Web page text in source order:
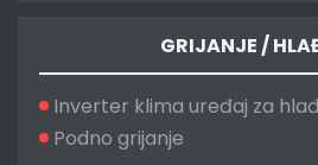
GRIJANJE /
Inverter klima uređaj za
Podno grijanje